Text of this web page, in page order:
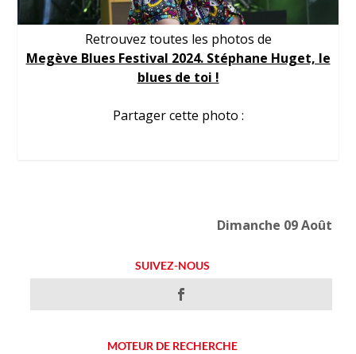
Retrouvez toutes les photos de
Megève Blues Festival 2024. Stéphane Huget, le
blues de toi !
Partager cette photo :
Dimanche 09 Août
SUIVEZ-NOUS
MOTEUR DE RECHERCHE